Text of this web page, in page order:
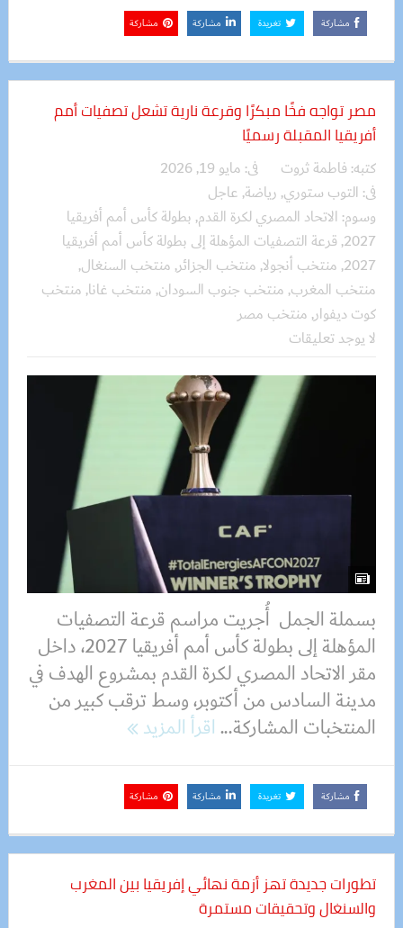
مشاركة تغريدة مشاركة مشاركة
مصر تواجه فخًا مبكرًا وقرعة نارية تشعل تصفيات أمم
أفريقيا المقبلة رسميًا
كتبه: فاطمة ثروت فى: مايو 19, 2026
فى: التوب ستوري, رياضة, عاجل
وسوم: الاتحاد المصري لكرة القدم, بطولة كأس أمم أفريقيا
2027
, قرعة التصفيات المؤهلة إلى بطولة كأس أمم أفريقيا
2027
, منتخب أنجولا, منتخب الجزائر, منتخب السنغال,
منتخب المغرب, منتخب جنوب السودان, منتخب غانا, منتخب
كوت ديفوار, منتخب مصر
لا يوجد تعليقات
بسملة الجمل أُجريت مراسم قرعة التصفيات
المؤهلة إلى بطولة كأس أمم أفريقيا 2027، داخل
مقر الاتحاد المصري لكرة القدم بمشروع الهدف في
مدينة السادس من أكتوبر، وسط ترقب كبير من
المنتخبات المشاركة...اقرأ المزيد
مشاركة تغريدة مشاركة مشاركة
تطورات جديدة تهز أزمة نهائي إفريقيا بين المغرب
والسنغال وتحقيقات مستمرة